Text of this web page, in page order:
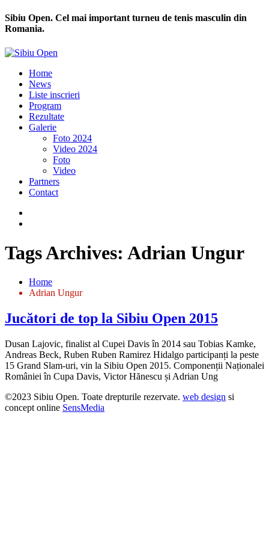
Sibiu Open. Cel mai important turneu de tenis masculin din
Romania.
Home
News
Liste inscrieri
Program
Rezultate
Galerie
Foto 2024
Video 2024
Foto
Video
Partners
Contact
Tags Archives: Adrian Ungur
Home
Adrian Ungur
Jucători de top la Sibiu Open 2015
Dusan Lajovic, finalist al Cupei Davis în 2014 sau Tobias Kamke,
Andreas Beck, Ruben Ruben Ramirez Hidalgo participanți la peste
15 Grand Slam-uri, vin la Sibiu Open 2015. Componenții Naționalei
României în Cupa Davis, Victor Hănescu și Adrian Ung
©2023 Sibiu Open. Toate drepturile rezervate. web design si
concept online SensMedia